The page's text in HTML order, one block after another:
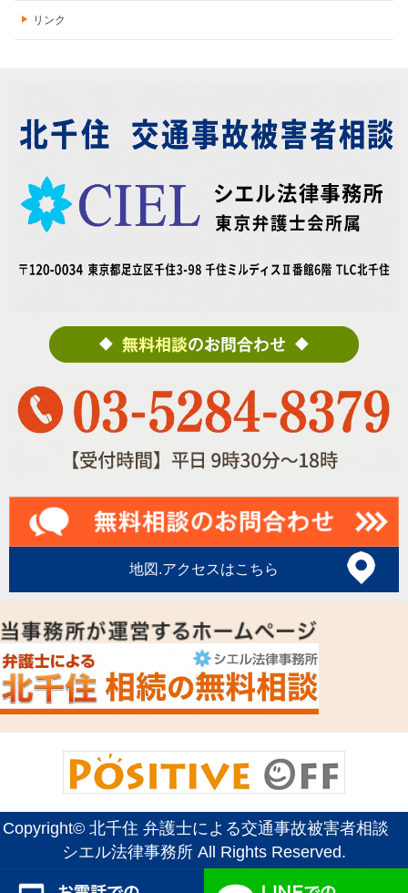
リンク
地図.アクセスはこちら
Copyright© 北千住 弁護士による交通事故被害者相談
シエル法律事務所 All Rights Reserved.